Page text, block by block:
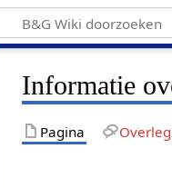
Informatie
Pagina Overleg